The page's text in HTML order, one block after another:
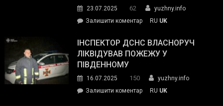
гуманітарну
допомогу
23.07.2025 62
yuzhny.info
Залишити коментарon
провів
нараду
силових
та
RU UK
ІНСПЕКТОР ДСНС ВЛАСНОРУЧ
ЛІКВІДУВАВ ПОЖЕЖУ У
ПІВДЕННОМУ
16.07.2025 150
yuzhny.info
Залишити коментарon
RU UK